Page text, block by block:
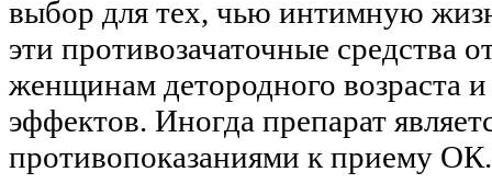
выбор для тех, чью интимную
эти противозачаточные средства
женщинам детородного возраста
эффектов. Иногда препарат
противопоказаниями к приему ОК.